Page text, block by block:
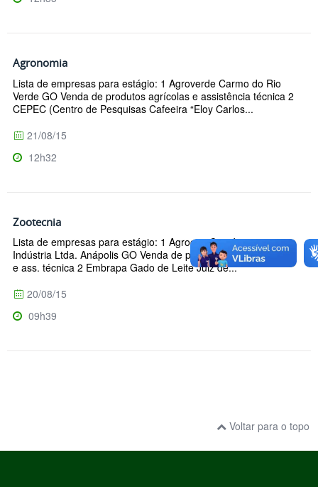
Agronomia
Lista de empresas para estágio: 1 Agroverde Carmo do Rio
Verde GO Venda de produtos agrícolas e assistência técnica 2
CEPEC (Centro de Pesquisas Cafeeira “Eloy Carlos...
21/08/15
12h32
Zootecnia
Lista de empresas para estágio: 1 Agrocria Comércio e
Indústria Ltda. Anápolis GO Venda de produtos agropecuários
e ass. técnica 2 Embrapa Gado de Leite Juiz de...
20/08/15
09h39
Voltar para o topo